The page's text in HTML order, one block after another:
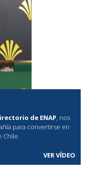
de ENAP , nos
para convertirse en
VER VÍDEO